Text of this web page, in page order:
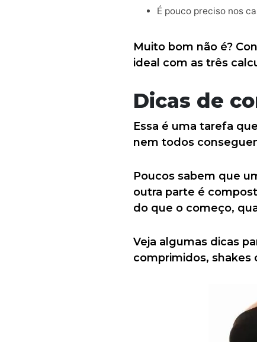
É pouco preciso nos
Muito bom não é?
ideal com as três
Dicas de
Essa é uma tarefa
nem todos
Poucos sabem que
outra parte é
do que o começo,
Veja algumas dicas
comprimidos, shakes